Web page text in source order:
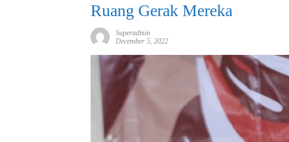
Ruang Gerak Mereka
Superadmin
December 5, 2022